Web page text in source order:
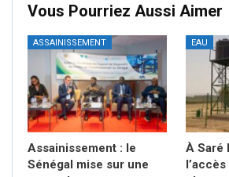
Vous Pourriez Aussi Aimer
ASSAINISSEMENT
Assainissement : le
Sénégal mise sur une
EAU
À Saré
l’accès